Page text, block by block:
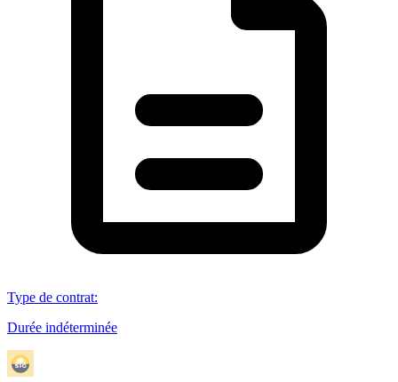
Type de contrat:
Durée indéterminée